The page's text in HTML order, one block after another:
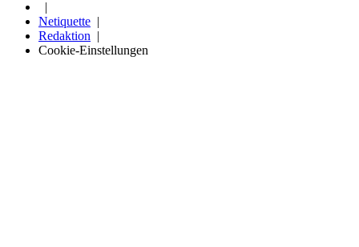
Netiquette
Redaktion
Cookie-Einstellungen